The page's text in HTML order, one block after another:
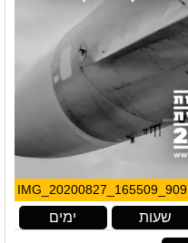
IMG_20200827_165509_909
ימים שעות